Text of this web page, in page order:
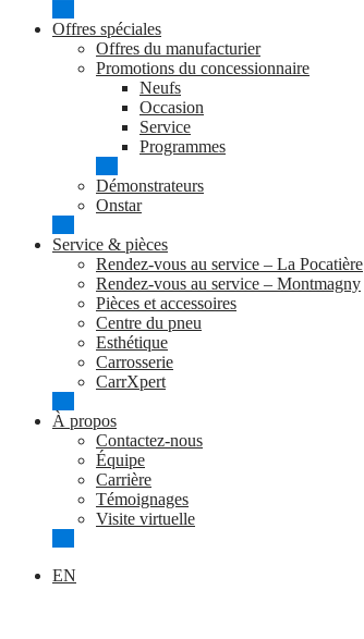
Offres spéciales
Offres du manufacturier
Promotions du concessionnaire
Neufs
Occasion
Service
Programmes
Démonstrateurs
Onstar
Service & pièces
Rendez-vous au service – La Pocatière
Rendez-vous au service – Montmagny
Pièces et accessoires
Centre du pneu
Esthétique
Carrosserie
CarrXpert
À propos
Contactez-nous
Équipe
Carrière
Témoignages
Visite virtuelle
EN